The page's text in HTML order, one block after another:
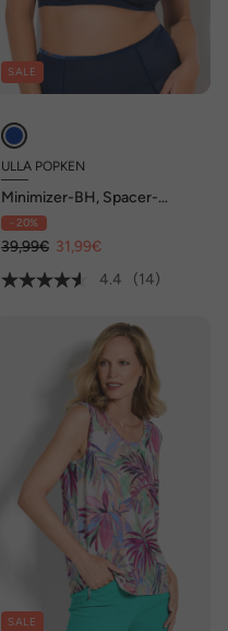
SALE
ULLA POPKEN
Minimizer-BH, Spacer-
Schalen, ohne Bügel, Cup C-
E- 20%
39,99€ 31,99€
4.4
(14)
SALE